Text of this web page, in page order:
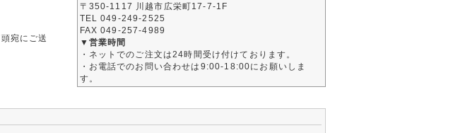
宛にご送
〒350-1117 川越市広栄町17-7-1F
TEL 049-249-2525
FAX 049-257-4989
▼営業時間
・ネットでのご注文は24時間受け付けております。
・お電話でのお問い合わせは9:00-18:00にお願いしま
す。